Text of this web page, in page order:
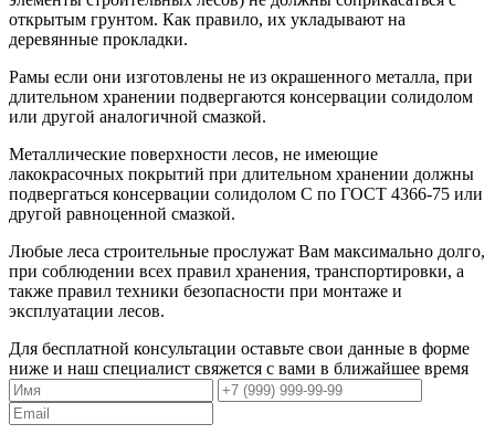
открытым грунтом. Как правило, их укладывают на
деревянные прокладки.
Рамы если они изготовлены не из окрашенного металла, при
длительном хранении подвергаются консервации солидолом
или другой аналогичной смазкой.
Металлические поверхности лесов, не имеющие
лакокрасочных покрытий при длительном хранении должны
подвергаться консервации солидолом С по ГОСТ 4366-75 или
другой равноценной смазкой.
Любые леса строительные прослужат Вам максимально долго,
при соблюдении всех правил хранения, транспортировки, а
также правил техники безопасности при монтаже и
эксплуатации лесов.
Для бесплатной консультации оставьте свои данные в форме
ниже и наш специалист свяжется с вами в ближайшее время